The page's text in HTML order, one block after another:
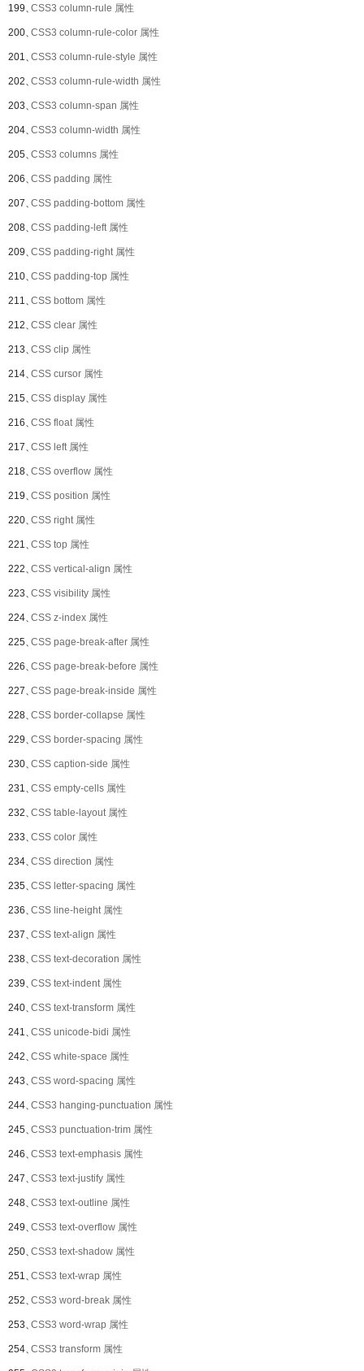
199、CSS3 column-rule 属性
200、CSS3 column-rule-color 属性
201、CSS3 column-rule-style 属性
202、CSS3 column-rule-width 属性
203、CSS3 column-span 属性
204、CSS3 column-width 属性
205、CSS3 columns 属性
206、CSS padding 属性
207、CSS padding-bottom 属性
208、CSS padding-left 属性
209、CSS padding-right 属性
210、CSS padding-top 属性
211、CSS bottom 属性
212、CSS clear 属性
213、CSS clip 属性
214、CSS cursor 属性
215、CSS display 属性
216、CSS float 属性
217、CSS left 属性
218、CSS overflow 属性
219、CSS position 属性
220、CSS right 属性
221、CSS top 属性
222、CSS vertical-align 属性
223、CSS visibility 属性
224、CSS z-index 属性
225、CSS page-break-after 属性
226、CSS page-break-before 属性
227、CSS page-break-inside 属性
228、CSS border-collapse 属性
229、CSS border-spacing 属性
230、CSS caption-side 属性
231、CSS empty-cells 属性
232、CSS table-layout 属性
233、CSS color 属性
234、CSS direction 属性
235、CSS letter-spacing 属性
236、CSS line-height 属性
237、CSS text-align 属性
238、CSS text-decoration 属性
239、CSS text-indent 属性
240、CSS text-transform 属性
241、CSS unicode-bidi 属性
242、CSS white-space 属性
243、CSS word-spacing 属性
244、CSS3 hanging-punctuation 属性
245、CSS3 punctuation-trim 属性
246、CSS3 text-emphasis 属性
247、CSS3 text-justify 属性
248、CSS3 text-outline 属性
249、CSS3 text-overflow 属性
250、CSS3 text-shadow 属性
251、CSS3 text-wrap 属性
252、CSS3 word-break 属性
253、CSS3 word-wrap 属性
254、CSS3 transform 属性